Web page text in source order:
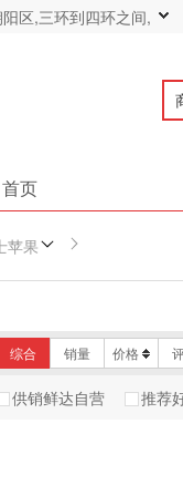
区,三环到四环之间,
首页
苹果
综合 销量 价格
供销鲜达自营 推荐